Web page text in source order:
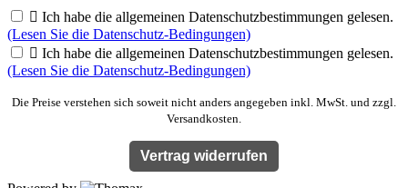
 Ich habe die allgemeinen Datenschutzbestimmungen gelesen.
(Lesen Sie die Datenschutz-Bedingungen)
 Ich habe die allgemeinen Datenschutzbestimmungen gelesen.
(Lesen Sie die Datenschutz-Bedingungen)
Die Preise verstehen sich soweit nicht anders angegeben inkl. MwSt. und zzgl.
Versandkosten.
Vertrag widerrufen